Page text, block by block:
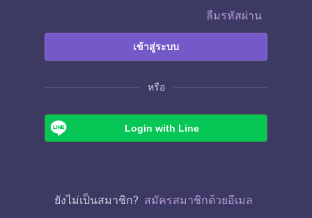
ลืมรหัสผ่าน
เข้าสู่ระบบ
หรือ
Login with Line
ยังไม่เป็นสมาชิก? สมัครสมาชิกด้วยอีเมล